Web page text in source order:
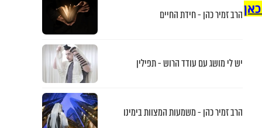
הרב זמיר כהן - חידת החיים
יש לי מושג עם עודד הרוש - תפילין
הרב זמיר כהן - משמעות המצוות בימינו